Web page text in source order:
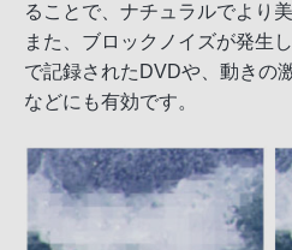
ることで、ナチュラルでより
また、ブロックノイズが発生
で記録されたDVDや、動きの
などにも有効です。